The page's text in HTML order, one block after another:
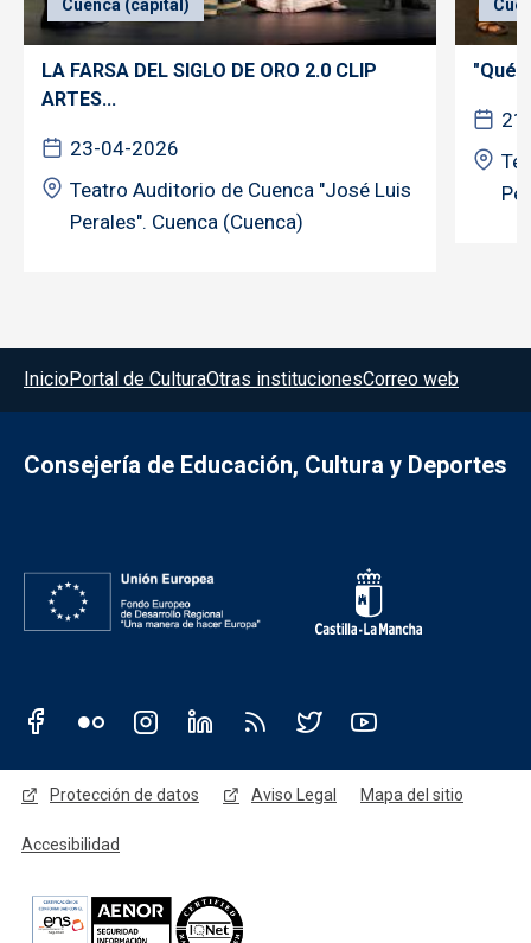
Cuenca (capital)
LA FARSA DEL SIGLO DE ORO 2.0 CLIP
ARTES...
23-04-2026
Teatro Auditorio de Cuenca "José Luis
Perales". Cuenca (Cuenca)
"Qué
Menú del pie
InicioPortal de CulturaOtras institucionesCorreo web
Consejería de Educación, Cultura y Deportes
Redes sociales JCCM
Menú legal
Protección de datos Aviso Legal Mapa del sitio
Accesibilidad